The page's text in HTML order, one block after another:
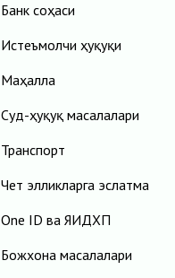
Банк соҳаси
Истеъмолчи ҳуқуқи
Маҳалла
Суд-ҳуқуқ масалалари
Транспорт
Чет элликларга эслатма
One ID ва ЯИДХП
Божхона масалалари